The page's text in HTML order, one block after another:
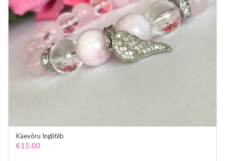
Käevõru Inglitiib
€15.00